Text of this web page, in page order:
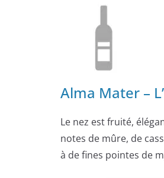
Alma Mater –
Le nez est fruité,
notes de mûre, de
à de fines pointes de